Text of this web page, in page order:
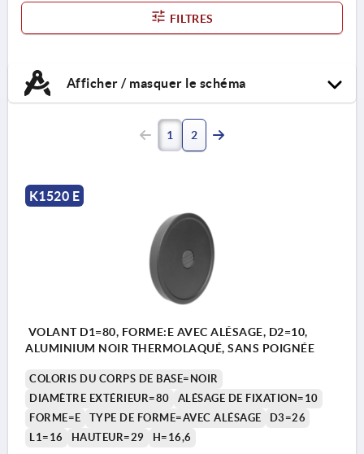
FILTRES
Afficher / masquer le schéma
1 2
K1520 E
VOLANT D1=80, FORME:E AVEC ALÉSAGE, D2=10,
ALUMINIUM NOIR THERMOLAQUÉ, SANS POIGNÉE
COLORIS DU CORPS DE BASE=NOIR
DIAMÈTRE EXTÉRIEUR=80
ALÉSAGE DE FIXATION=10
FORME=E
TYPE DE FORME=AVEC ALÉSAGE
D3=26
L1=16
HAUTEUR=29 H=16,6